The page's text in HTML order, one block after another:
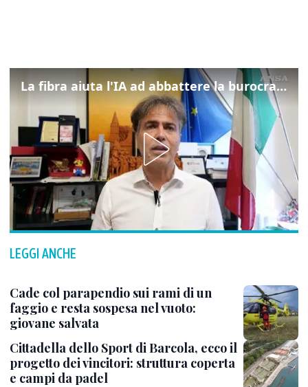
La fibra aiuta l'IA ad abbattere la burocrazia, progetto pilota in Veneto
LEGGI ANCHE
Cade col parapendio sui rami di un
faggio e resta sospesa nel vuoto:
giovane salvata
Cittadella dello Sport di Barcola, ecco il
progetto dei vincitori: struttura coperta
e campi da padel